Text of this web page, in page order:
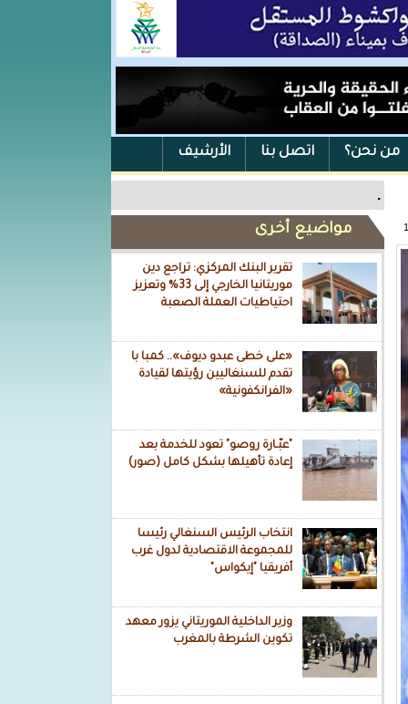
من نحن؟ اتصل بنا الأرشيف
.
مواضيع أخرى
تقرير البنك المركزي: تراجع دين
موريتانيا الخارجي إلى 33% وتعزيز
احتياطيات العملة الصعبة
«على خطى عبدو ديوف».. كمبا با
تقدم للسنغاليين رؤيتها لقيادة
«الفرانكفونية»
"عبّـارة روصو" تعود للخدمة بعد
إعادة تأهيلها بشكل كامل (صور)
انتخاب الرئيس السنغالي رئيسا
للمجموعة الاقتصادية لدول غرب
أفريقيا "إيكواس"
وزير الداخلية الموريتاني يزور معهد
تكوين الشرطة بالمغرب